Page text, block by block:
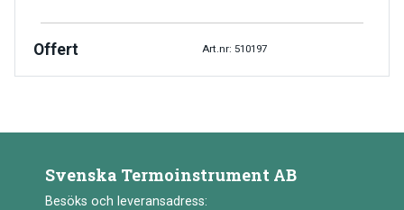
Offert Art.nr: 510197
Svenska Termoinstrument AB
Besöks och leveransadress: